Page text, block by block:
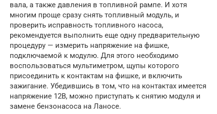
вала, а также давления в топливной рампе. И хотя
многим проще сразу снять топливный модуль, и
проверить исправность топливного насоса,
рекомендуется выполнить еще одну предварительную
процедуру — измерить напряжение на фишке,
подключаемой к модулю. Для этого необходимо
воспользоваться мультиметром, щупы которого
присоединить к контактам на фишке, и включить
зажигание. Убедившись в том, что на контактах имеется
напряжение 12В, можно приступать к снятию модуля и
замене бензонасоса на Ланосе.